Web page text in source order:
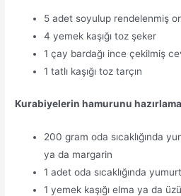
5 adet soyulup rendelenmiş
4 yemek kaşığı toz şeker
1 çay bardağı ince çekilmiş
1 tatlı kaşığı toz tarçın
Kurabiyelerin hamurunu
200 gram oda sıcaklığında
ya da margarin
1 adet oda sıcaklığında
1 yemek kaşığı elma ya da